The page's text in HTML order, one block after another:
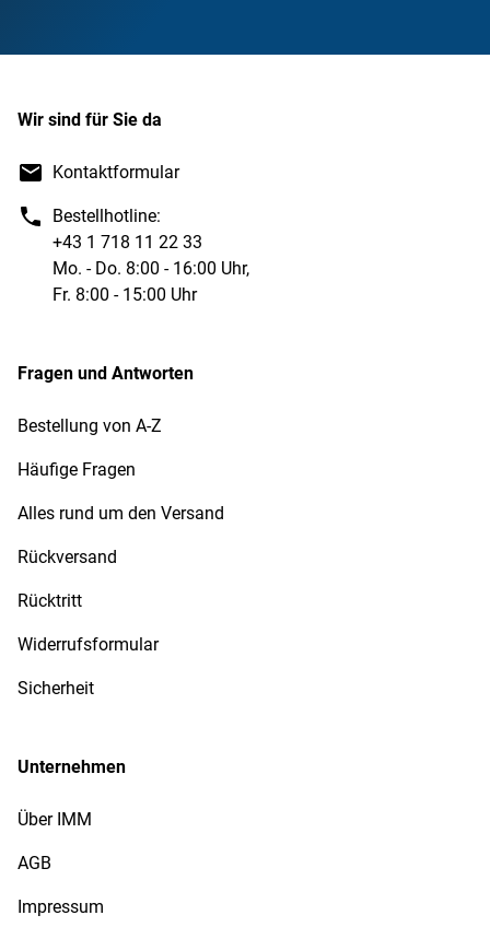
Wir sind für Sie da
Kontaktformular
Bestellhotline:
+43 1 718 11 22 33
Mo. - Do. 8:00 - 16:00 Uhr,
Fr. 8:00 - 15:00 Uhr
Fragen und Antworten
Bestellung von A-Z
Häufige Fragen
Alles rund um den Versand
Rückversand
Rücktritt
Widerrufsformular
Sicherheit
Unternehmen
Über IMM
AGB
Impressum